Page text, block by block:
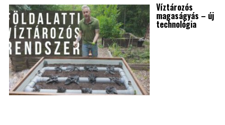
Víztározós
magaságyás – új
technológia